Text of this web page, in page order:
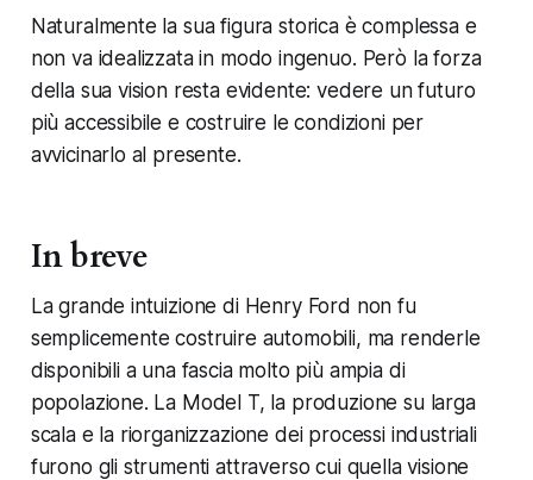
Naturalmente la sua figura storica è complessa e
non va idealizzata in modo ingenuo. Però la forza
della sua vision resta evidente: vedere un futuro
più accessibile e costruire le condizioni per
avvicinarlo al presente.
In breve
La grande intuizione di Henry Ford non fu
semplicemente costruire automobili, ma renderle
disponibili a una fascia molto più ampia di
popolazione. La Model T, la produzione su larga
scala e la riorganizzazione dei processi industriali
furono gli strumenti attraverso cui quella visione